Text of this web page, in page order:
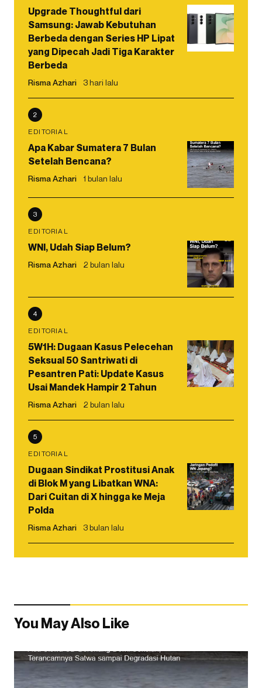
Upgrade Thoughtful dari
Samsung: Jawab Kebutuhan
Berbeda dengan Series HP Lipat
yang Dipecah Jadi Tiga Karakter
Berbeda
Risma Azhari 3 hari lalu
2
EDITORIAL
Apa Kabar Sumatera 7 Bulan
Setelah Bencana?
Risma Azhari 1 bulan lalu
3
EDITORIAL
WNI, Udah Siap Belum?
Risma Azhari 2 bulan lalu
4
EDITORIAL
5W1H: Dugaan Kasus Pelecehan
Seksual 50 Santriwati di
Pesantren Pati: Update Kasus
Usai Mandek Hampir 2 Tahun
Risma Azhari 2 bulan lalu
5
EDITORIAL
Dugaan Sindikat Prostitusi Anak
di Blok M yang Libatkan WNA:
Dari Cuitan di X hingga ke Meja
Polda
Risma Azhari 3 bulan lalu
You May Also Like